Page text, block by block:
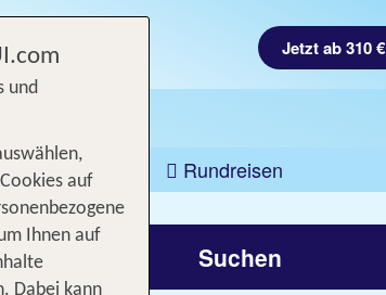
Jetzt ab 310 €
Kreuzfahrten
Rundreisen
Suchen
und
auf
Ihnen auf
Dabei kann